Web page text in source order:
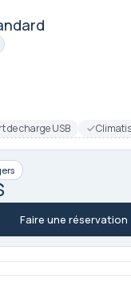
de charge USB
Faire une réservation